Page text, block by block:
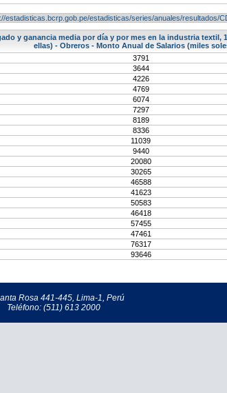
estadisticas.bcrp.gob.pe/estadisticas/series/anuales/resultados/
y ganancia media por día y por mes en la industria textil,
ellas) - Obreros - Monto Anual de Salarios (miles
3791
3644
4226
4769
6074
7297
8189
8336
11039
9440
20080
30265
46588
41623
50583
46418
57455
47461
76317
93646
Rosa 441-445, Lima-1, Perú
Teléfono: (511) 613 2000